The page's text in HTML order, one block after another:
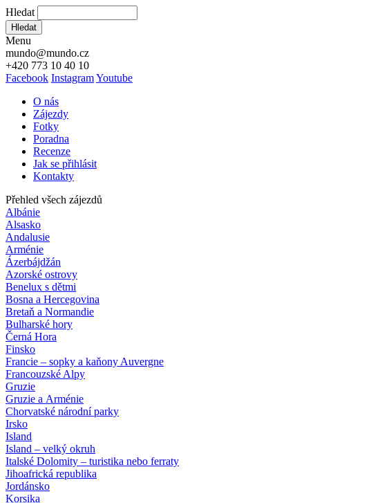
Hledat
Hledat
Menu
mundo@mundo.cz
+420 773 10 40 10
Facebook InstagramYoutube
O nás
Zájezdy
Fotky
Poradna
Recenze
Jak se přihlásit
Kontakty
Přehled všech zájezdů
Albánie
Alsasko
Andalusie
Arménie
Ázerbájdžán
Azorské ostrovy
Benelux s dětmi
Bosna a Hercegovina
Bretaň a Normandie
Bulharské hory
Černá Hora
Finsko
Francie – sopky a kaňony Auvergne
Francouzské Alpy
Gruzie
Gruzie a Arménie
Chorvatské národní parky
Irsko
Island
Island – velký okruh
Italské Dolomity – turistika nebo ferraty
Jihoafrická republika
Jordánsko
Korsika